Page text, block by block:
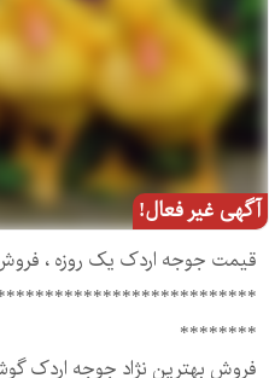
آگهی غیر فعال!
قیمت جوجه اردک یک روزه ،
********
فروش بهترین نژاد جوجه اردک